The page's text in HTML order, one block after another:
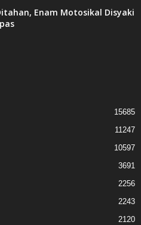
Enam Motosikal Disyaki
15685
11247
10597
3691
2256
2243
2120